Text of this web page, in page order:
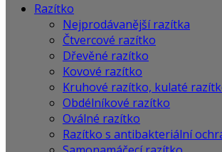
Razítko
Nejprodávanější razítka
Čtvercové razítko
Dřevěné razítko
Kovové razítko
Kruhové razítko, kulaté
Obdélníkové razítko
Oválné razítko
Razítko s antibakteriální